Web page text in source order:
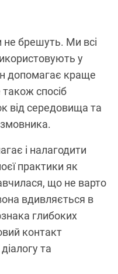
не брешуть. Ми всі
у
допомагає краще
спосіб
від середовища та
і налагодити
практики як
що не варто
вдивляється в
глибоких
контакт
та